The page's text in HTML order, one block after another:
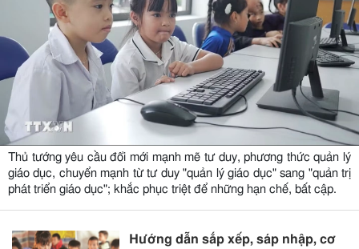
Thủ tướng yêu cầu đổi mới mạnh mẽ tư duy, phương thức quản lý
giáo dục, chuyển mạnh từ tư duy "quản lý giáo dục" sang "quản trị
phát triển giáo dục"; khắc phục triệt để những hạn chế, bất cập.
Hướng dẫn sắp xếp, sáp nhập, cơ